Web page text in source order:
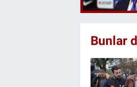
Bunlar